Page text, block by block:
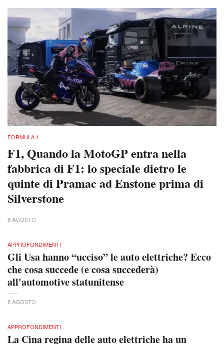
FORMULA 1
F1, Quando la MotoGP entra nella
fabbrica di F1: lo speciale dietro le
quinte di Pramac ad Enstone prima di
Silverstone
8 AGOSTO
APPROFONDIMENTI
Gli Usa hanno “ucciso” le auto elettriche? Ecco
che cosa succede (e cosa succederà)
all'automotive statunitense
8 AGOSTO
APPROFONDIMENTI
La Cina regina delle auto elettriche ha un